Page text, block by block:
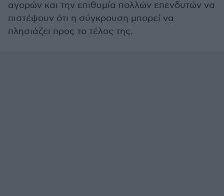
αγορών και την επιθυμία πολλών επενδυτών να
πιστέψουν ότι η σύγκρουση μπορεί να
πλησιάζει προς το τέλος της.